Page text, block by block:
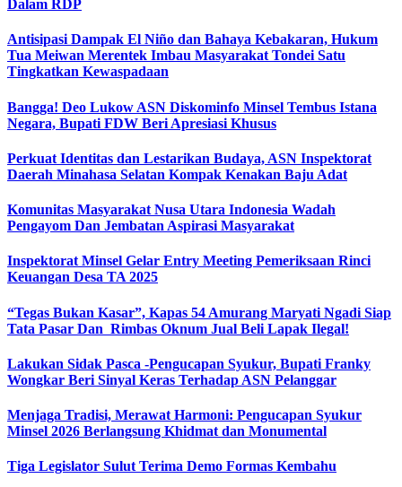
Dalam RDP
Antisipasi Dampak El Niño dan Bahaya Kebakaran, Hukum
Tua Meiwan Merentek Imbau Masyarakat Tondei Satu
Tingkatkan Kewaspadaan
Bangga! Deo Lukow ASN Diskominfo Minsel Tembus Istana
Negara, Bupati FDW Beri Apresiasi Khusus‎
Perkuat Identitas dan Lestarikan Budaya, ASN Inspektorat
Daerah Minahasa Selatan Kompak Kenakan Baju Adat
Komunitas Masyarakat Nusa Utara Indonesia Wadah
Pengayom Dan Jembatan Aspirasi Masyarakat
Inspektorat Minsel Gelar Entry Meeting Pemeriksaan Rinci
Keuangan Desa TA 2025
“Tegas Bukan Kasar”, Kapas 54 Amurang Maryati Ngadi Siap
Tata Pasar Dan Rimbas Oknum Jual Beli Lapak Ilegal!
Lakukan Sidak Pasca -Pengucapan Syukur, Bupati Franky
Wongkar Beri Sinyal Keras Terhadap ASN Pelanggar‎
Menjaga Tradisi, Merawat Harmoni: Pengucapan Syukur
Minsel 2026 Berlangsung Khidmat dan Monumental
Tiga Legislator Sulut Terima Demo Formas Kembahu